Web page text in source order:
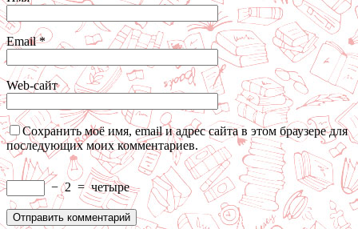
Email*
Web-сайт
Сохранить моё имя, email и адрес сайта в этом браузере для
последующих моих комментариев.
− 2 = четыре